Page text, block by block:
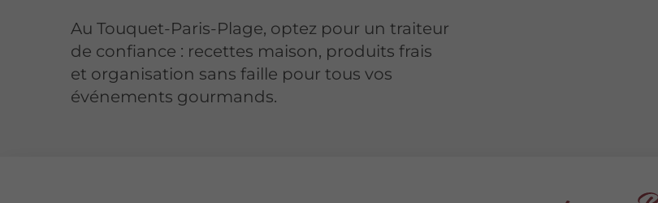
Au Touquet-Paris-Plage, optez pour un traiteur
de confiance : recettes maison, produits frais
et organisation sans faille pour tous vos
événements gourmands.